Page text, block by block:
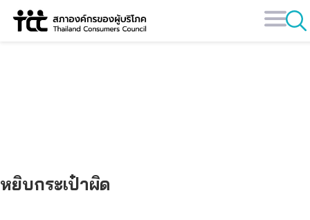
Skip
หยิบกระเป๋าผิด